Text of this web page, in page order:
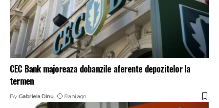
CEC Bank majoreaza dobanzile aferente depozitelor la
termen
By Gabriela Dinu 8 ani ago